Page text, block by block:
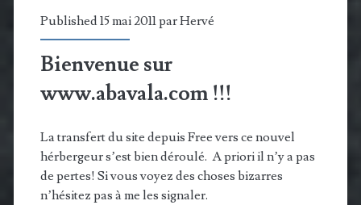
Published 15 mai 2011 parHervé
Bienvenue sur
www.abavala.com !!!
La transfert du site depuis Free vers ce nouvel
hérbergeur s’est bien déroulé. A priori il n’y a pas
de pertes! Si vous voyez des choses bizarres
n’hésitez pas à me les signaler.